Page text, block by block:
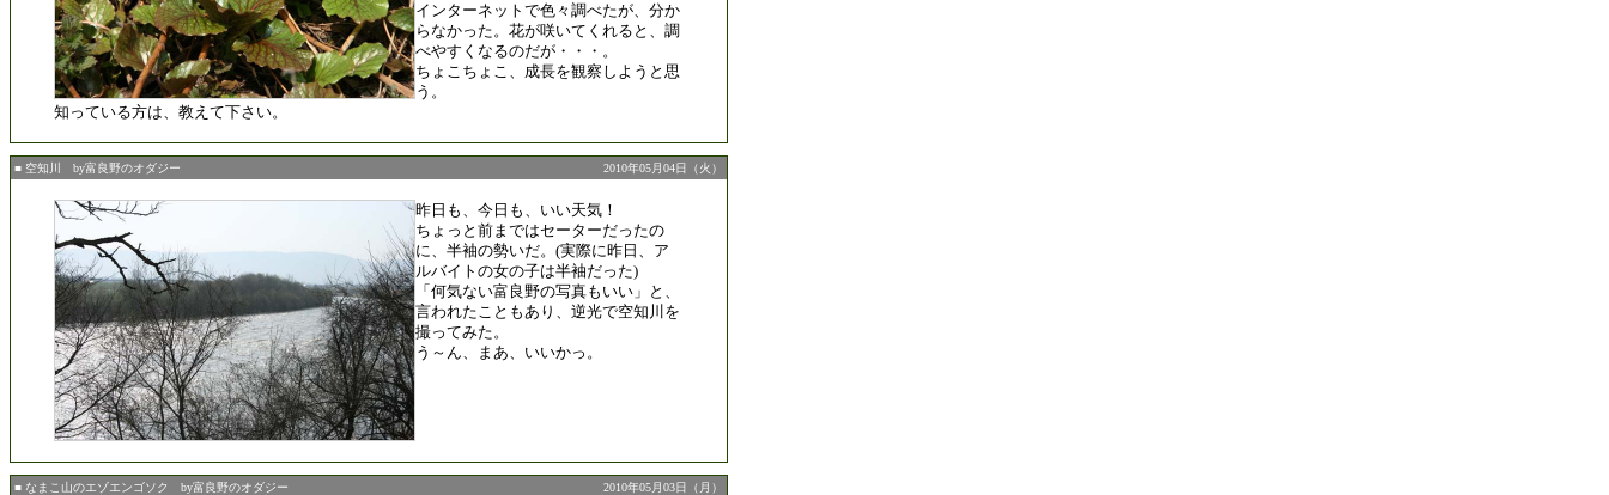
インターネットで色々調べたが、分か
らなかった。花が咲いてくれると、調
べやすくなるのだが・・・。
ちょこちょこ、成長を観察しようと思
う。
知っている方は、教えて下さい。
■ 空知川 by富良野のオダジー 2010年05月04日（火）
昨日も、今日も、いい天気！
ちょっと前まではセーターだったの
に、半袖の勢いだ。(実際に昨日、ア
ルバイトの女の子は半袖だった)
「何気ない富良野の写真もいい」と、
言われたこともあり、逆光で空知川を
撮ってみた。
う～ん、まあ、いいかっ。
■ なまこ山のエゾエンゴソク by富良野のオダジー 2010年05月03日（月）